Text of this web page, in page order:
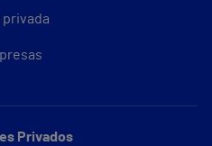
privada
Privados